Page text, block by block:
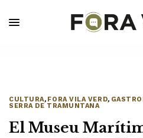
CULTURA, FORA VILA VERD,
SERRA DE TRAMUNTANA
El Museu